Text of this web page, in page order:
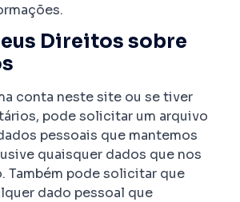
Direitos sobre
conta neste site ou se tiver
pode solicitar um arquivo
pessoais que mantemos
quaisquer dados que nos
Também pode solicitar que
dado pessoal que